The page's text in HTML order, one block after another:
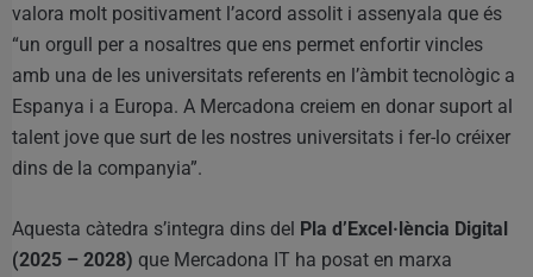
valora molt positivament l’acord assolit i assenyala que és
“un orgull per a nosaltres que ens permet enfortir vincles
amb una de les universitats referents en l’àmbit tecnològic a
Espanya i a Europa. A Mercadona creiem en donar suport al
talent jove que surt de les nostres universitats i fer-lo créixer
dins de la companyia”.
Aquesta càtedra s’integra dins del Pla d’Excel·lència Digital
(2025 – 2028) que Mercadona IT ha posat en marxa